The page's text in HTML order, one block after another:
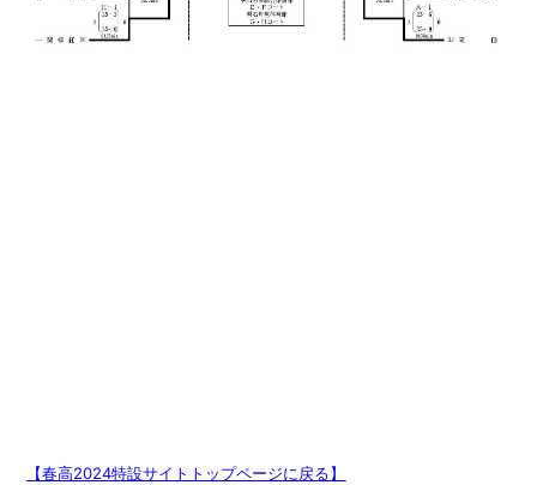
【春高2024特設サイトトップページに戻る】